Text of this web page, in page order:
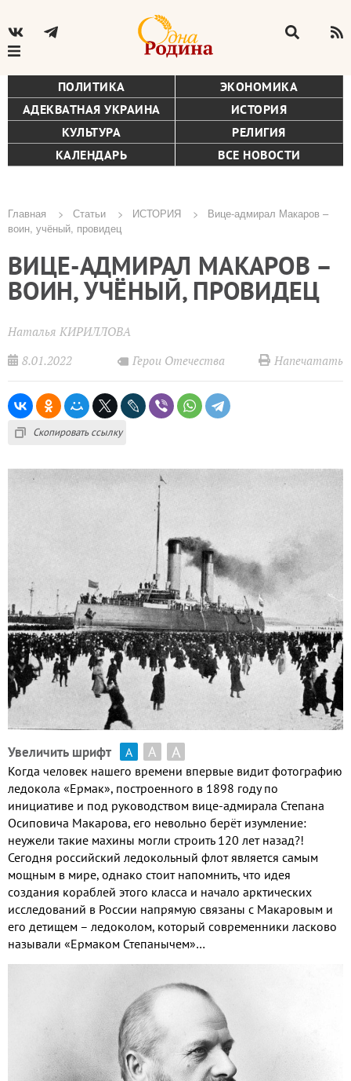
ПОЛИТИКА
ЭКОНОМИКА
АДЕКВАТНАЯ УКРАИНА
ИСТОРИЯ
КУЛЬТУРА
РЕЛИГИЯ
КАЛЕНДАРЬ
ВСЕ НОВОСТИ
Строка
навигации
Главная Статьи ИСТОРИЯ
Вице-адмирал Макаров –
воин, учёный, провидец
ВИЦЕ-АДМИРАЛ МАКАРОВ –
ВОИН, УЧЁНЫЙ, ПРОВИДЕЦ
Наталья КИРИЛЛОВА
8.01.2022
Герои Отечества Напечатать
Скопировать ссылку
Увеличить шрифт А А А
Когда человек нашего времени впервые видит фотографию
ледокола «Ермак», построенного в 1898 году по
инициативе и под руководством вице-адмирала Степана
Осиповича Макарова, его невольно берёт изумление:
неужели такие махины могли строить 120 лет назад?!
Сегодня российский ледокольный флот является самым
мощным в мире, однако стоит напомнить, что идея
создания кораблей этого класса и начало арктических
исследований в России напрямую связаны с Макаровым и
его детищем – ледоколом, который современники ласково
называли «Ермаком Степанычем»…